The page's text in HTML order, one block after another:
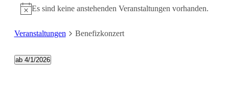
Es sind keine anstehenden Veranstaltungen vorhanden.
Veranstaltungen Benefizkonzert
ab 4/1/2026